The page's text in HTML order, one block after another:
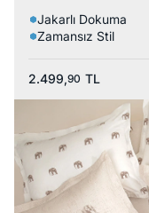
Jakarlı Dokuma
Zamansız Stil
2.499,90 TL